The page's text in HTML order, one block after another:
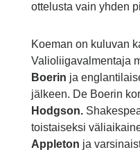
ottelusta vain yhden
Koeman on kuluvan
Valioliigavalmentaja
Boerin ja
jälkeen. De Boerin
Hodgson.
toistaiseksi
Appleton ja